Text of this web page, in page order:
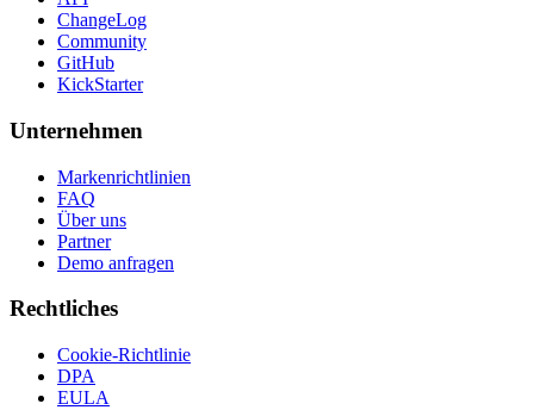
ChangeLog
Community
GitHub
KickStarter
Unternehmen
Markenrichtlinien
FAQ
Über uns
Partner
Demo anfragen
Rechtliches
Cookie-Richtlinie
DPA
EULA